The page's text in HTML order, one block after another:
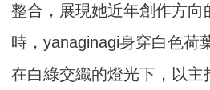
整合，展現她近年創作方向
時，yanaginagi身穿白色荷
在白綠交織的燈光下，以主